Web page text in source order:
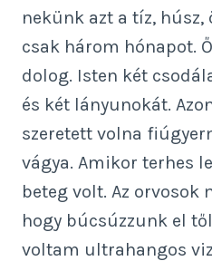
nekünk azt a tíz, húsz,
csak három hónapot.
dolog. Isten két
és két lányunokát.
szeretett volna
vágya. Amikor terhes
beteg volt. Az orvosok
hogy búcsúzzunk el
voltam ultrahangos